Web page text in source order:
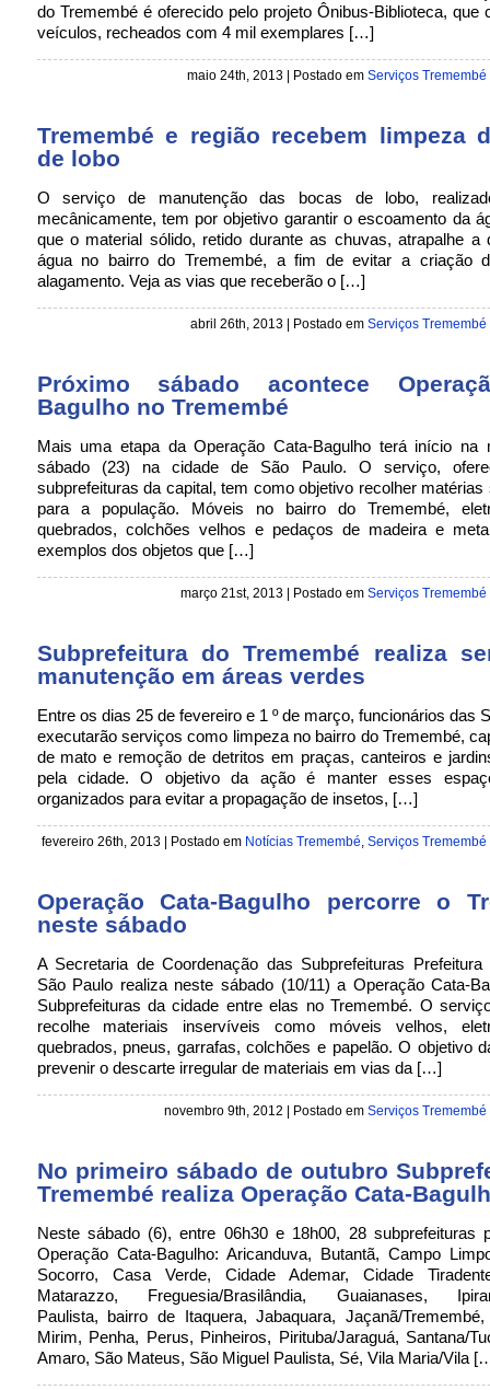
do Tremembé é oferecido pelo projeto Ônibus-Biblioteca, que
veículos, recheados com 4 mil exemplares […]
maio 24th, 2013 | Postado em Serviços Tremembé
Tremembé e região recebem limpeza
de lobo
O serviço de manutenção das bocas de lobo,
mecânicamente, tem por objetivo garantir o escoamento da
que o material sólido, retido durante as chuvas, atrapalhe a
água no bairro do Tremembé, a fim de evitar a criação
alagamento. Veja as vias que receberão o […]
abril 26th, 2013 | Postado em Serviços Tremembé
Próximo sábado acontece
Bagulho no Tremembé
Mais uma etapa da Operação Cata-Bagulho terá início na
sábado (23) na cidade de São Paulo. O serviço,
subprefeituras da capital, tem como objetivo recolher matérias
para a população. Móveis no bairro do Tremembé,
quebrados, colchões velhos e pedaços de madeira e
exemplos dos objetos que […]
março 21st, 2013 | Postado em Serviços Tremembé
Subprefeitura do Tremembé realiza
manutenção em áreas verdes
Entre os dias 25 de fevereiro e 1 º de março, funcionários das
executarão serviços como limpeza no bairro do Tremembé,
de mato e remoção de detritos em praças, canteiros e
pela cidade. O objetivo da ação é manter esses
organizados para evitar a propagação de insetos, […]
fevereiro 26th, 2013 | Postado em Notícias Tremembé, Serviços Tremembé
Operação Cata-Bagulho percorre o
neste sábado
A Secretaria de Coordenação das Subprefeituras Prefeitura
São Paulo realiza neste sábado (10/11) a Operação Cata-
Subprefeituras da cidade entre elas no Tremembé. O
recolhe materiais inservíveis como móveis velhos,
quebrados, pneus, garrafas, colchões e papelão. O objetivo
prevenir o descarte irregular de materiais em vias da […]
novembro 9th, 2012 | Postado em Serviços Tremembé
No primeiro sábado de outubro
Tremembé realiza Operação Cata-
Neste sábado (6), entre 06h30 e 18h00, 28 subprefeituras
Operação Cata-Bagulho: Aricanduva, Butantã, Campo
Socorro, Casa Verde, Cidade Ademar, Cidade
Matarazzo, Freguesia/Brasilândia, Guaianases,
Paulista, bairro de Itaquera, Jabaquara, Jaçanã/Tremembé,
Mirim, Penha, Perus, Pinheiros, Pirituba/Jaraguá, Santana/
Amaro, São Mateus, São Miguel Paulista, Sé, Vila Maria/Vila